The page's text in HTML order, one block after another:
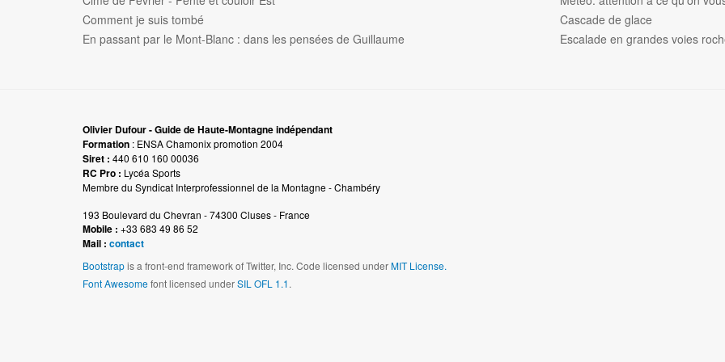
Comment je suis tombé
En passant par le Mont-Blanc : dans les pensées de Guillaume
Cascade de glace
Escalade en grandes voies
Olivier Dufour - Guide de Haute-Montagne indépendant
Formation : ENSA Chamonix promotion 2004
Siret : 440 610 160 00036
RC Pro : Lycéa Sports
Membre du Syndicat Interprofessionnel de la Montagne - Chambéry
193 Boulevard du Chevran - 74300 Cluses - France
Mobile : +33 683 49 86 52
Mail : contact
Bootstrapis a front-end framework of Twitter, Inc. Code licensed underMIT License.
Font Awesomefont licensed underSIL OFL 1.1.